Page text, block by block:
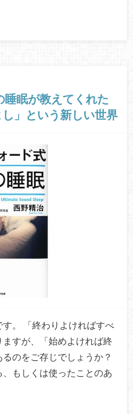
睡眠が教えてくれた
し」という新しい世界
。 「終わりよければすべ
すが、「始めよければ終
のをご存じでしょうか？
もしくは使ったことのあ